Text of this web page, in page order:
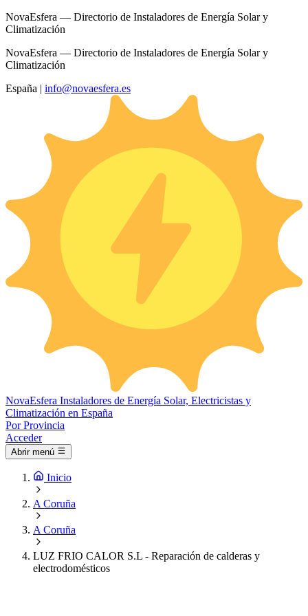
NovaEsfera — Directorio de Instaladores de Energía Solar y
Climatización
NovaEsfera — Directorio de Instaladores de Energía Solar y
Climatización
España | info@novaesfera.es
NovaEsfera Instaladores de Energía Solar, Electricistas y
Climatización en España
Por Provincia
Acceder
Abrir menú
Inicio
A Coruña
A Coruña
LUZ FRIO CALOR S.L - Reparación de calderas y
electrodomésticos